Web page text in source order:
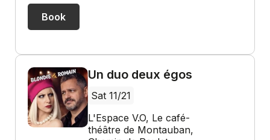
Book
Un duo deux égos
Sat 11/21
L'Espace V.O, Le café-
théâtre de Montauban,